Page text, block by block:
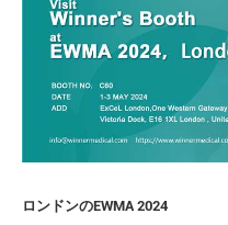
ロンドンのEWMA 2024